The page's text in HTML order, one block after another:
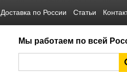
Доставка по России Статьи
Мы работаем по всей